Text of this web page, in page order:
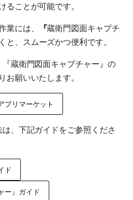
ことが可能です。
業には、
『蔵衛門図面キャプチ
と、スムーズかつ便利です。
蔵衛門図面キャプチャー』の
お願いいたします。
プリマーケット
、下記ガイドをご参照くださ
ド
ー』ガイド